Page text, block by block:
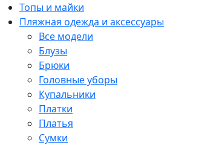
Топы и майки
Пляжная одежда и аксессуары
Все модели
Блузы
Брюки
Головные уборы
Купальники
Платки
Платья
Сумки